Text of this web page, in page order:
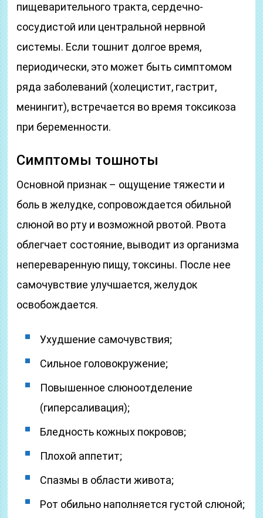
пищеварительного тракта, сердечно-
сосудистой или центральной нервной
системы. Если тошнит долгое время,
периодически, это может быть симптомом
ряда заболеваний (холецистит, гастрит,
менингит), встречается во время токсикоза
при беременности.
Симптомы тошноты
Основной признак – ощущение тяжести и
боль в желудке, сопровождается обильной
слюной во рту и возможной рвотой. Рвота
облегчает состояние, выводит из организма
непереваренную пищу, токсины. После нее
самочувствие улучшается, желудок
освобождается.
Ухудшение самочувствия;
Сильное головокружение;
Повышенное слюноотделение
(гиперсаливация);
Бледность кожных покровов;
Плохой аппетит;
Спазмы в области живота;
Рот обильно наполняется густой слюной;